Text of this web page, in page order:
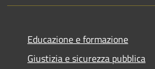
Educazione e formazione
Giustizia e sicurezza pubblica